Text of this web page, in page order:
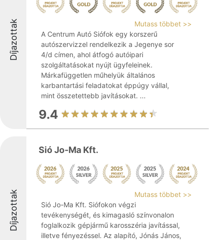
Díjazottak
Mutass többet >>
A Centrum Autó Siófok egy korszerű
autószervizzel rendelkezik a Jegenye sor
4/d címen, ahol átfogó autóipari
szolgáltatásokat nyújt ügyfeleinek.
Márkafüggetlen műhelyük általános
karbantartási feladatokat éppúgy vállal,
mint összetettebb javításokat. ...
9.4
Díjazottak
Sió Jo-Ma Kft.
Mutass többet >>
Sió Jo-Ma Kft. Siófokon végzi
tevékenységét, és kimagasló színvonalon
foglalkozik gépjármű karosszéria javítással,
illetve fényezéssel. Az alapító, Jónás János,